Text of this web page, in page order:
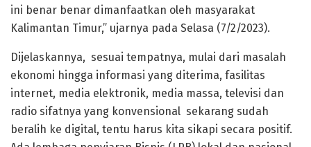
ini benar benar dimanfaatkan oleh masyarakat
Kalimantan Timur,” ujarnya pada Selasa (7/2/2023).
Dijelaskannya, sesuai tempatnya, mulai dari masalah
ekonomi hingga informasi yang diterima, fasilitas
internet, media elektronik, media massa, televisi dan
radio sifatnya yang konvensional sekarang sudah
beralih ke digital, tentu harus kita sikapi secara positif.